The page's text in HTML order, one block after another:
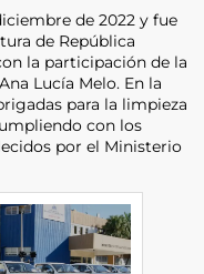
de 2022 y fue
de República
la participación de la
Lucía Melo. En la
para la limpieza
con los
por el Ministerio